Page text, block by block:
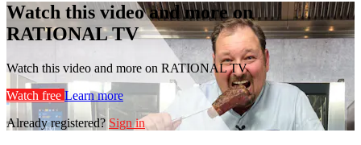
Watch this video and more on
RATIONAL TV
Watch this video and more on RATIONAL TV
Watch free Learn more
Already registered? Sign in